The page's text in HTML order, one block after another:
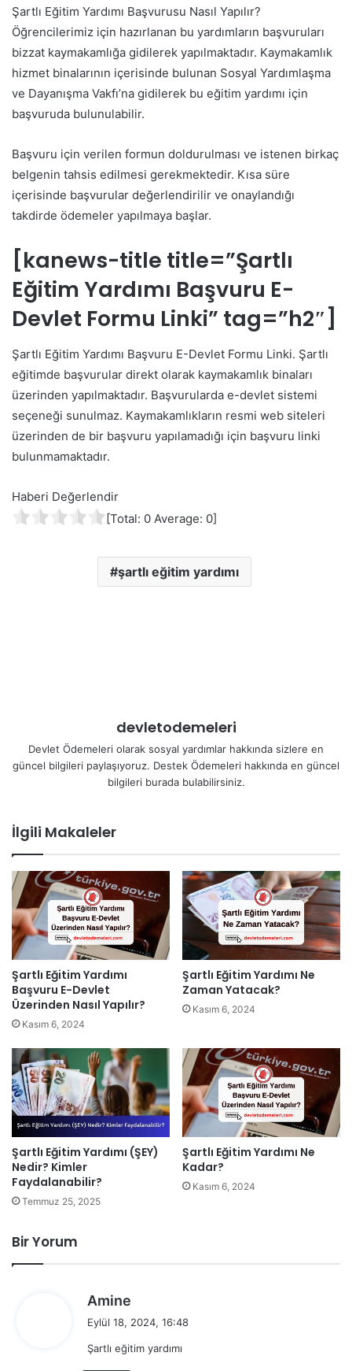
Şartlı Eğitim Yardımı Başvurusu Nasıl Yapılır?
Öğrencilerimiz için hazırlanan bu yardımların başvuruları
bizzat kaymakamlığa gidilerek yapılmaktadır. Kaymakamlık
hizmet binalarının içerisinde bulunan Sosyal Yardımlaşma
ve Dayanışma Vakfı’na gidilerek bu eğitim yardımı için
başvuruda bulunulabilir.
Başvuru için verilen formun doldurulması ve istenen birkaç
belgenin tahsis edilmesi gerekmektedir. Kısa süre
içerisinde başvurular değerlendirilir ve onaylandığı
takdirde ödemeler yapılmaya başlar.
[kanews-title title=”Şartlı
Eğitim Yardımı Başvuru E-
Devlet Formu Linki” tag=”h2″]
Şartlı Eğitim Yardımı Başvuru E-Devlet Formu Linki. Şartlı
eğitimde başvurular direkt olarak kaymakamlık binaları
üzerinden yapılmaktadır. Başvurularda e-devlet sistemi
seçeneği sunulmaz. Kaymakamlıkların resmi web siteleri
üzerinden de bir başvuru yapılamadığı için başvuru linki
bulunmamaktadır.
Haberi Değerlendir
[Total: 0 Average: 0]
şartlı eğitim yardımı
devletodemeleri
Devlet Ödemeleri olarak sosyal yardımlar hakkında sizlere en
güncel bilgileri paylaşıyoruz. Destek Ödemeleri hakkında en güncel
bilgileri burada bulabilirsiniz.
İlgili Makaleler
Şartlı Eğitim Yardımı
Başvuru E-Devlet
Üzerinden Nasıl Yapılır?
Kasım 6, 2024
Şartlı Eğitim Yardımı Ne
Zaman Yatacak?
Kasım 6, 2024
Şartlı Eğitim Yardımı (ŞEY)
Nedir? Kimler
Faydalanabilir?
Temmuz 25, 2025
Şartlı Eğitim Yardımı Ne
Kadar?
Kasım 6, 2024
Bir Yorum
Amine
i
Eylül 18, 2024, 16:48
Şartlı eğitim yardımı